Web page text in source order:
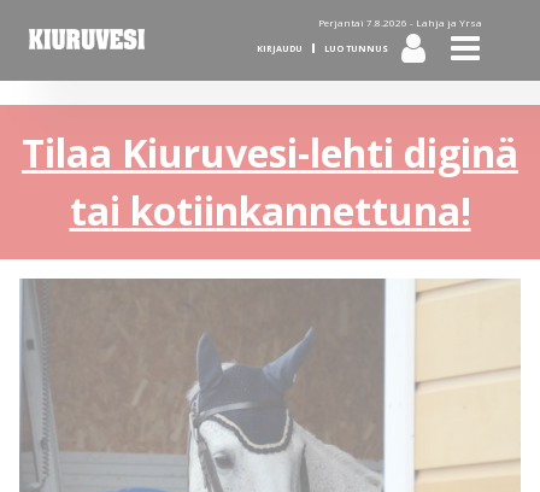
Perjantai 7.8.2026 - Lahja ja Yrsa
KIRJAUDU LUO TUNNUS
Tilaa Kiuruvesi-lehti diginä
tai kotiinkannettuna!